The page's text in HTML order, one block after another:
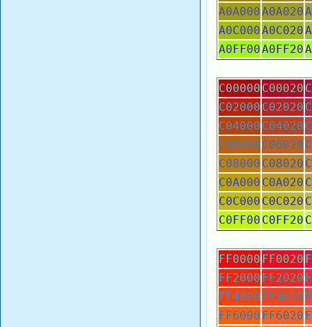
A0A000A0A020
A0C000A0C020
A0FF00A0FF20
C00000 C00020
C02000 C02020
C04000 C04020
C06000 C06020
C08000 C08020
C0A000 C0A020
C0C000 C0C020
C0FF00 C0FF20
FF0000 FF0020
FF2000 FF2020
FF4000 FF4020
FF6000 FF6020